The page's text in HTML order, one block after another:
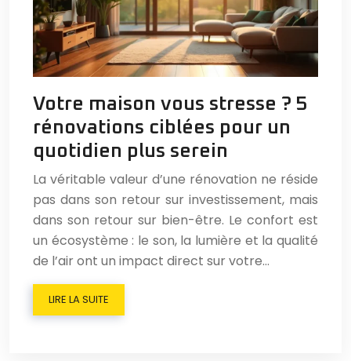
Votre maison vous stresse ? 5
rénovations ciblées pour un
quotidien plus serein
La véritable valeur d’une rénovation ne réside
pas dans son retour sur investissement, mais
dans son retour sur bien-être. Le confort est
un écosystème : le son, la lumière et la qualité
de l’air ont un impact direct sur votre…
LIRE LA SUITE